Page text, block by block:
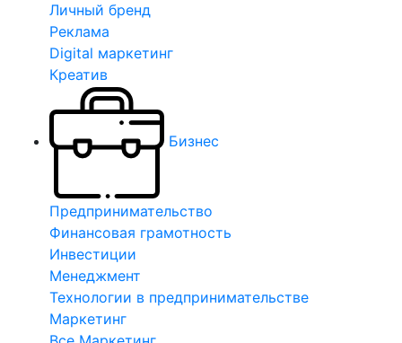
Личный бренд
Реклама
Digital маркетинг
Креатив
Бизнес
Предпринимательство
Финансовая грамотность
Инвестиции
Менеджмент
Технологии в предпринимательстве
Маркетинг